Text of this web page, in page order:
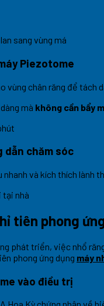
sang vùng má
Piezotome
chân răng để tách
mà không cần bẩy
dẫn chăm sóc
và kích thích lành
tại nhà
tiên phong
phát triển, việc nhổ
phong ứng dụng máy
vào điều trị